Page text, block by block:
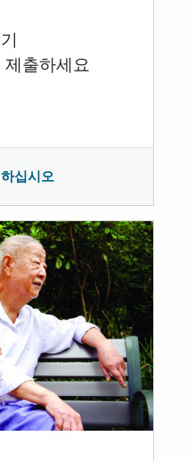
제출하세요
십시오